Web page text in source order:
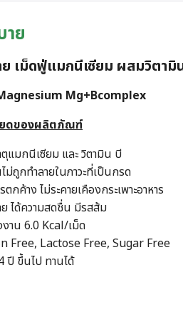
าย
เม็ดฟู่แมกนีเซียม ผสมวิตามิ
Mg+Bcomplex
ยดของผลิตภัณฑ์
แมกนีเซียม และ วิตามิน บี
ม่ถูกทำลายในภาวะที่เป็นกรด
ตกค้าง ไม่ระคายเคืองกระเพาะอาหาร
ได้ความสดชื่น มีรสส้ม
าน 6.0 Kcal/เม็ด
Free, Lactose Free, Sugar Free
ปี ขึ้นไป ทานได้